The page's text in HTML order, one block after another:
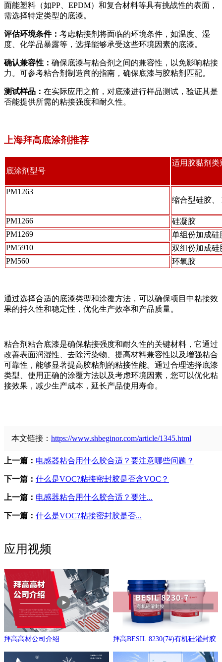
面能塑料（如PP、EPDM）和复合材料等具有挑战性的表面，
需选择特定类型的底漆。
评估环境条件： 考虑粘接剂将面临的环境条件，如温度、湿
度、化学品暴露等，选择能够承受这些环境因素的底漆。
确认兼容性： 确保底漆与粘合剂之间的兼容性，以免影响粘接
力。可参考粘合剂制造商的指南，确保底漆与胶粘剂匹配。
测试样品： 在实际应用之前，对底漆进行样品测试，验证其是
否能提供所需的粘接强度和耐久性。
上海拜高底涂剂推荐
底涂剂型号
适用胶黏剂类
PM1263
缩合型硅胶、
PM1266
硅凝胶
PM1269
单组份加成硅
PM5910
双组份加成硅
PM560
环氧胶
通过选择合适的底漆类型和涂覆方法，可以确保项目中粘接效
果的持久性和稳定性，优化生产效率和产品质量。
粘合剂粘合底漆是确保粘接强度和耐久性的关键材料，它通过
改善表面润湿性、去除污染物、提高材料兼容性以及增强粘合
可靠性，能够显著提高胶粘剂的粘接性能。通过合理选择底漆
类型、使用正确的涂覆方法以及考虑环境因素，您可以优化粘
接效果，减少生产成本，延长产品使用寿命。
本文链接： https://www.shbeginor.com/article/1345.html
上一篇： 电感器粘合用什么胶合适？要注意哪些问题？
下一篇： 什么是VOC?粘接密封胶是否含VOC？
上一篇： 电感器粘合用什么胶合适？要注...
下一篇： 什么是VOC?粘接密封胶是否...
应用视频
拜高高材公司介绍 拜高BESIL 8230(7#)有机硅灌封胶